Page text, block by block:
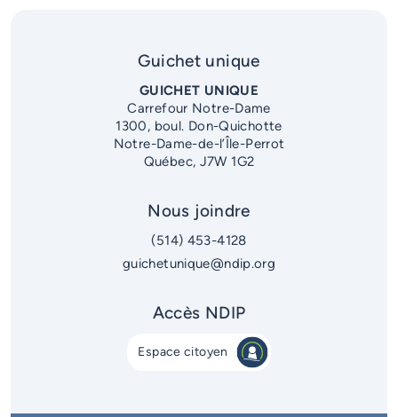
Guichet unique
GUICHET UNIQUE
Carrefour Notre-Dame
1300, boul. Don-Quichotte
Notre-Dame-de-l’Île-Perrot
Québec, J7W 1G2
Nous joindre
(514) 453-4128
guichetunique@ndip.org
Accès NDIP
Espace citoyen